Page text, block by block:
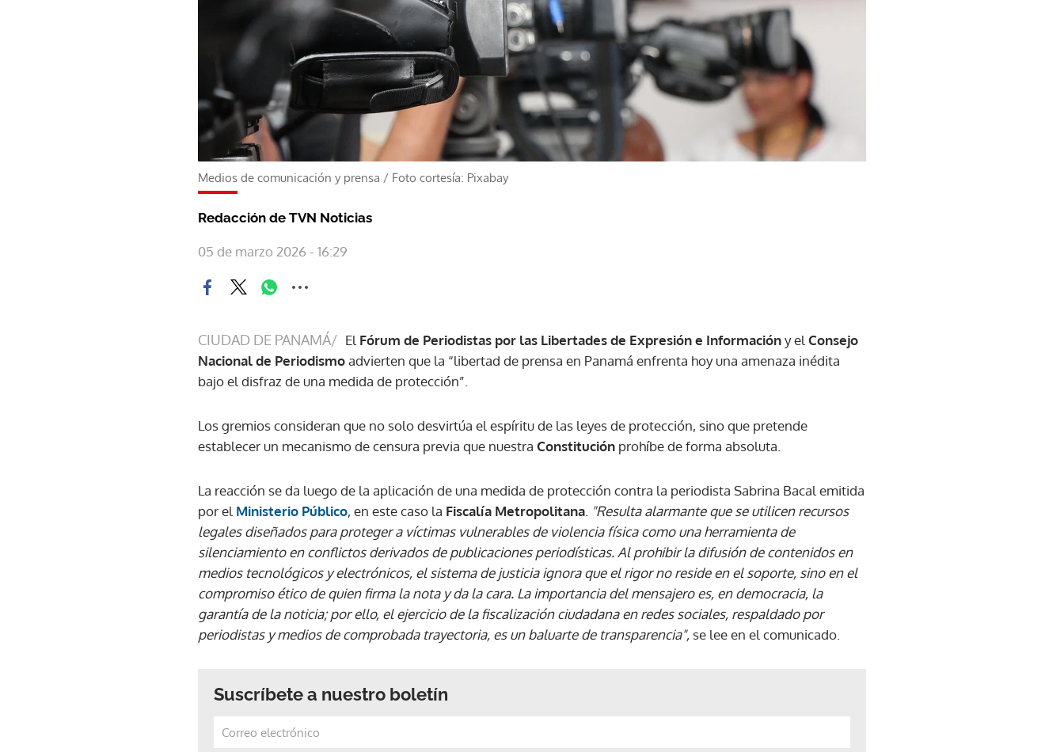
Medios de comunicación y prensa / Foto cortesía: Pixabay
Redacción de TVN Noticias
05 de marzo 2026 - 16:29
CIUDAD DE PANAMÁ/ El Fórum de Periodistas por las Libertades de Expresión e Informacióny el Consejo
Nacional de Periodismoadvierten que la “libertad de prensa en Panamá enfrenta hoy una amenaza inédita
bajo el disfraz de una medida de protección”.
Los gremios consideran que no solo desvirtúa el espíritu de las leyes de protección, sino que pretende
establecer un mecanismo de censura previa que nuestra Constitución prohíbe de forma absoluta.
La reacción se da luego de la aplicación de una medida de protección contra la periodista Sabrina Bacal emitida
por el Ministerio Público, en este caso la Fiscalía Metropolitana "Resulta alarmante que se utilicen recursos
legales diseñados para proteger a víctimas vulnerables de violencia física como una herramienta de
silenciamiento en conflictos derivados de publicaciones periodísticas. Al prohibir la difusión de contenidos en
medios tecnológicos y electrónicos, el sistema de justicia ignora que el rigor no reside en el soporte, sino en el
compromiso ético de quien firma la nota y da la cara. La importancia del mensajero es, en democracia, la
garantía de la noticia; por ello, el ejercicio de la fiscalización ciudadana en redes sociales, respaldado por
periodistas y medios de comprobada trayectoria, es un baluarte de transparencia", se lee en el comunicado.
Suscríbete a nuestro boletín